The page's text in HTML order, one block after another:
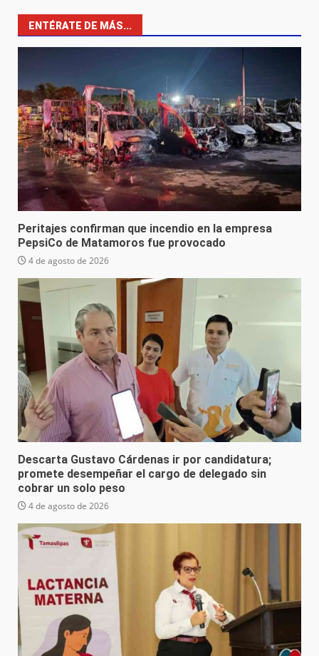
ENTÉRATE DE MÁS...
Peritajes confirman que incendio en la empresa
PepsiCo de Matamoros fue provocado
4 de agosto de 2026
Descarta Gustavo Cárdenas ir por candidatura;
promete desempeñar el cargo de delegado sin
cobrar un solo peso
4 de agosto de 2026